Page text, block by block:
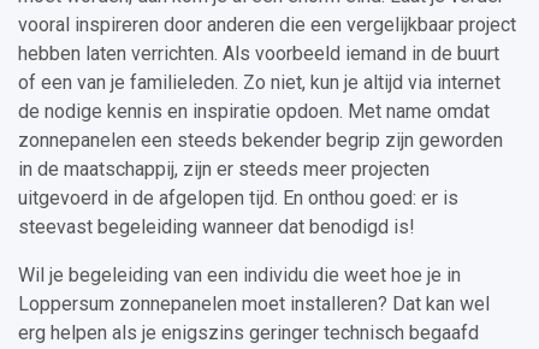
vooral inspireren door anderen die een vergelijkbaar project
hebben laten verrichten. Als voorbeeld iemand in de buurt
of een van je familieleden. Zo niet, kun je altijd via internet
de nodige kennis en inspiratie opdoen. Met name omdat
zonnepanelen een steeds bekender begrip zijn geworden
in de maatschappij, zijn er steeds meer projecten
uitgevoerd in de afgelopen tijd. En onthou goed: er is
steevast begeleiding wanneer dat benodigd is!
Wil je begeleiding van een individu die weet hoe je in
Loppersum zonnepanelen moet installeren? Dat kan wel
erg helpen als je enigszins geringer technisch begaafd